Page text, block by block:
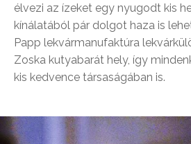
élvezi az ízeket egy nyugodt kis
kínálatából pár dolgot haza is
Papp lekvármanufaktúra
Zoska kutyabarát hely, így
kis kedvence társaságában is.